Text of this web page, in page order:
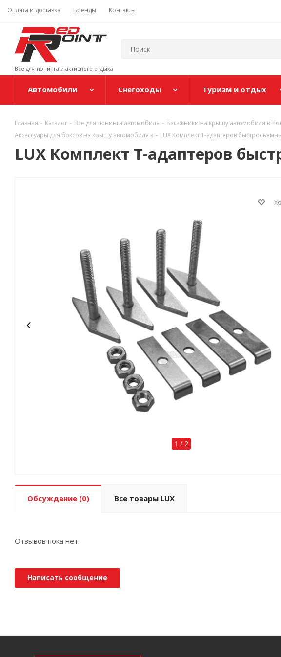
Оплата и доставка Бренды Контакты
Все для тюнинга и активного отдыха
Автомобили Снегоходы Туризм и отдых
Главная - Каталог - Все для тюнинга автомобиля - Багажники на крышу автомобиля в
Аксессуары для боксов на крышу автомобиля в - LUX Комплект Т-адаптеров
LUX Комплект Т-адаптеров
1 / 2
Обсуждение (0) Все товары LUX
Отзывов пока нет.
Написать сообщение